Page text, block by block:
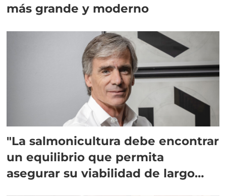
más grande y moderno
"La salmonicultura debe encontrar
un equilibrio que permita
asegurar su viabilidad de largo